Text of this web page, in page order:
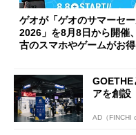
ゲオが「ゲオのサマーセ
2026」を8月8日から開催
古のスマホやゲームがお
GOETHE
アを創設
AD（FINCHI